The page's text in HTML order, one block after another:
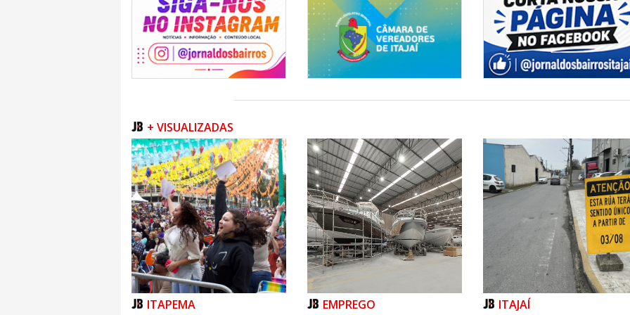
+ VISUALIZADAS
ITAPEMA EMPREGO ITAJAÍ